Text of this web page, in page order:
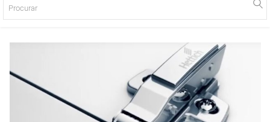
Página inicial
Blog